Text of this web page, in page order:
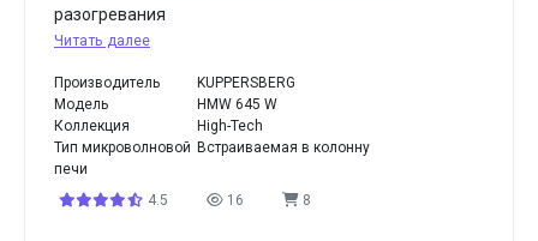
разогревания
Читать далее
Производитель
KUPPERSBERG
Модель
HMW 645 W
Коллекция
High-Tech
Тип микроволновой
печи
Встраиваемая в колонну
4.5 16 8